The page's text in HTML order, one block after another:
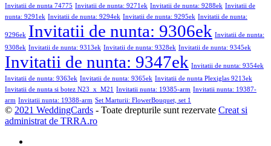
Invitatii de nunta 74775 Invitatii de nunta: 9271ek Invitatii de nunta: 9288ek Invitatii de
nunta: 9291ek Invitatii de nunta: 9294ek Invitatii de nunta: 9295ek Invitatii de nunta:
9296ek Invitatii de nunta: 9306ek Invitatii de nunta:
9308ek Invitatii de nunta: 9313ek Invitatii de nunta: 9328ek Invitatii de nunta: 9345ek
Invitatii de nunta: 9347ek Invitatii de nunta: 9354ek
Invitatii de nunta: 9363ek Invitatii de nunta: 9365ek Invitatii de nunta Plexiglas 9213ek
Invitatii de nunta si botez N23_x_M21 Invitatii nunta: 19385-arm Invitatii nunta: 19387-
arm Invitatii nunta: 19388-arm Set Marturii: FlowerBouquet, set 1
© 2021 WeddingCards - Toate drepturile sunt rezervate Creat si
administrat de TRRA.ro